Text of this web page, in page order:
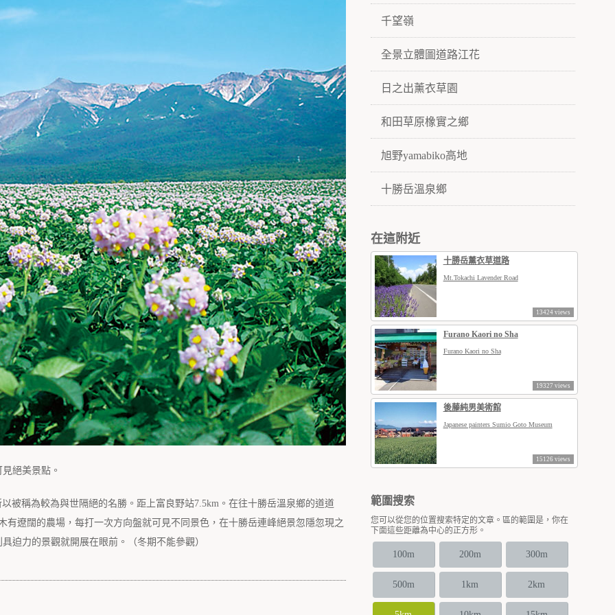
絕美景點。
被稱為較為與世隔絕的名勝。距上富良野站7.5km。在往十勝岳溫泉鄉的道道
遼闊的農場，每打一次方向盤就可見不同景色，在十勝岳連峰絕景忽隱忽現之
迫力的景觀就開展在眼前。（冬期不能參觀）
千望嶺
全景立體圖道路江花
日之出薰衣草園
和田草原橡實之鄉
旭野yamabiko高地
十勝岳溫泉鄉
在這附近
十勝岳薰衣草道路
Mt.Tokachi Lavender Road
13424 views
Furano Kaori no Sha
Furano Kaori no Sha
19327 views
後藤純男美術館
Japanese painters Sumio Goto Museum
15126 views
範圍搜索
您可以從您的位置搜索特定的文章。區的範圍是，你在
下面這些距離為中心的正方形。
100m 200m 300m
500m 1km 2km